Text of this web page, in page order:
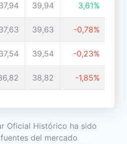
39,94 3,61%
39,63 -0,78%
39,54 -0,23%
38,82 -1,85%
Oficial Histórico ha sido
del mercado